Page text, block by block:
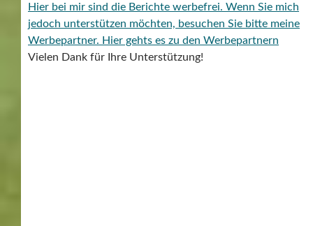
Hier bei mir sind die Berichte werbefrei. Wenn Sie mich
jedoch unterstützen möchten, besuchen Sie bitte meine
Werbepartner. Hier gehts es zu den Werbepartnern
Vielen Dank für Ihre Unterstützung!